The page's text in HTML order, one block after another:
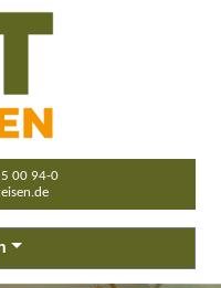
00 94-0